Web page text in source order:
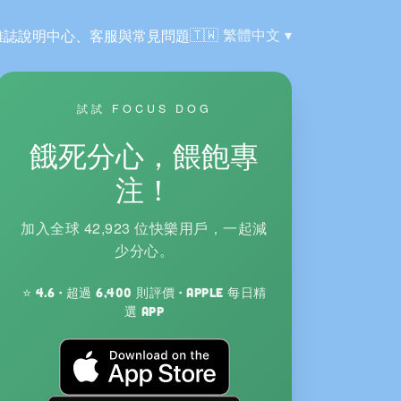
誌說明中心、客服與常見問題🇹🇼 語言:
繁體中文
試試 FOCUS DOG
餓死分心，餵飽專
注！
加入全球 42,923 位快樂用戶，一起減
少分心。
⭐ 4.6 · 超過 6,400 則評價 · Apple 每日精
選 App